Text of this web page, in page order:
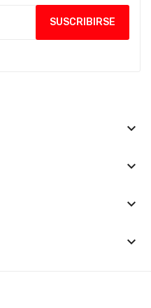
keyboard_arrow_down
keyboard_arrow_down
keyboard_arrow_down
keyboard_arrow_down